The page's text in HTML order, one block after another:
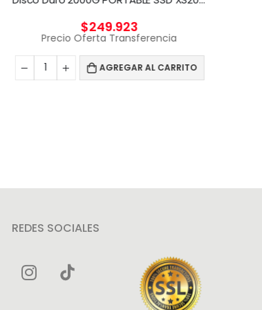
$249.923
Precio Oferta Transferencia
AGREGAR AL CARRITO
REDES SOCIALES